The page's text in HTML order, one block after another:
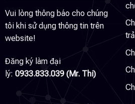
Vui lòng thông báo cho chúng
tôi khi sử dụng thông tin trên
website!
Đăng ký làm đại
lý: 0933.833.039 (Mr. Thi)
trả